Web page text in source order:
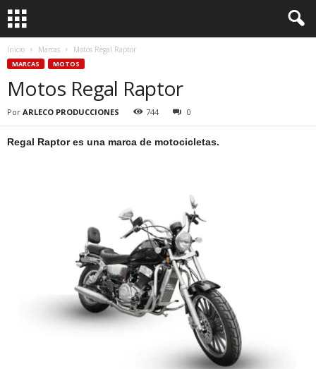
Inicio Marcas Motos Regal Raptor
MARCAS MOTOS
Motos Regal Raptor
Por ARLECO PRODUCCIONES 744 0
Regal Raptor es una marca de motocicletas.